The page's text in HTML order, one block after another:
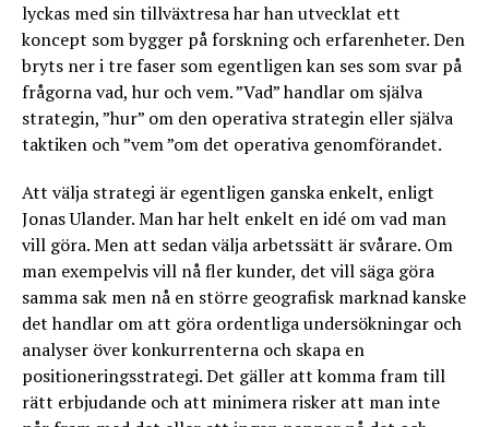
lyckas med sin tillväxtresa har han utvecklat ett
koncept som bygger på forskning och erfarenheter. Den
bryts ner i tre faser som egentligen kan ses som svar på
frågorna vad, hur och vem. ”Vad” handlar om själva
strategin, ”hur” om den operativa strategin eller själva
taktiken och ”vem ”om det operativa genomförandet.
Att välja strategi är egentligen ganska enkelt, enligt
Jonas Ulander. Man har helt enkelt en idé om vad man
vill göra. Men att sedan välja arbetssätt är svårare. Om
man exempelvis vill nå fler kunder, det vill säga göra
samma sak men nå en större geografisk marknad kanske
det handlar om att göra ordentliga undersökningar och
analyser över konkurrenterna och skapa en
positioneringsstrategi. Det gäller att komma fram till
rätt erbjudande och att minimera risker att man inte